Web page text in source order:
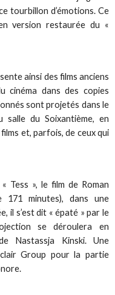
tourbillon d’émotions. Ce
version restaurée du «
ainsi des films anciens
cinéma dans des copies
sont projetés dans le
salle du Soixantième, en
et, parfois, de ceux qui
Tess », le film de Roman
minutes), dans une
il s’est dit « épaté » par le
se déroulera en
Nastassja Kinski. Une
Group pour la partie